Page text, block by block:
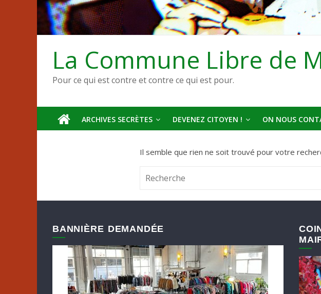
La Commune Libre de
Pour ce qui est contre et contre ce qui est pour.
ARCHIVES SECRÈTES DEVENEZ CITOYEN ! ON NOUS
Il semble que rien ne soit trouvé pour votre
BANNIÈRE DEMANDÉE